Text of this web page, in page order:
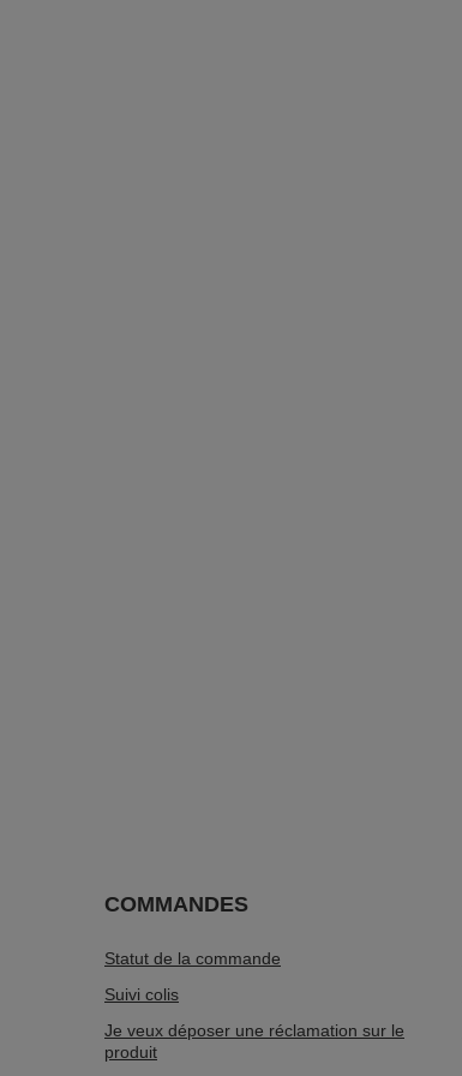
COMMANDES
Statut de la commande
Suivi colis
Je veux déposer une réclamation sur le
produit